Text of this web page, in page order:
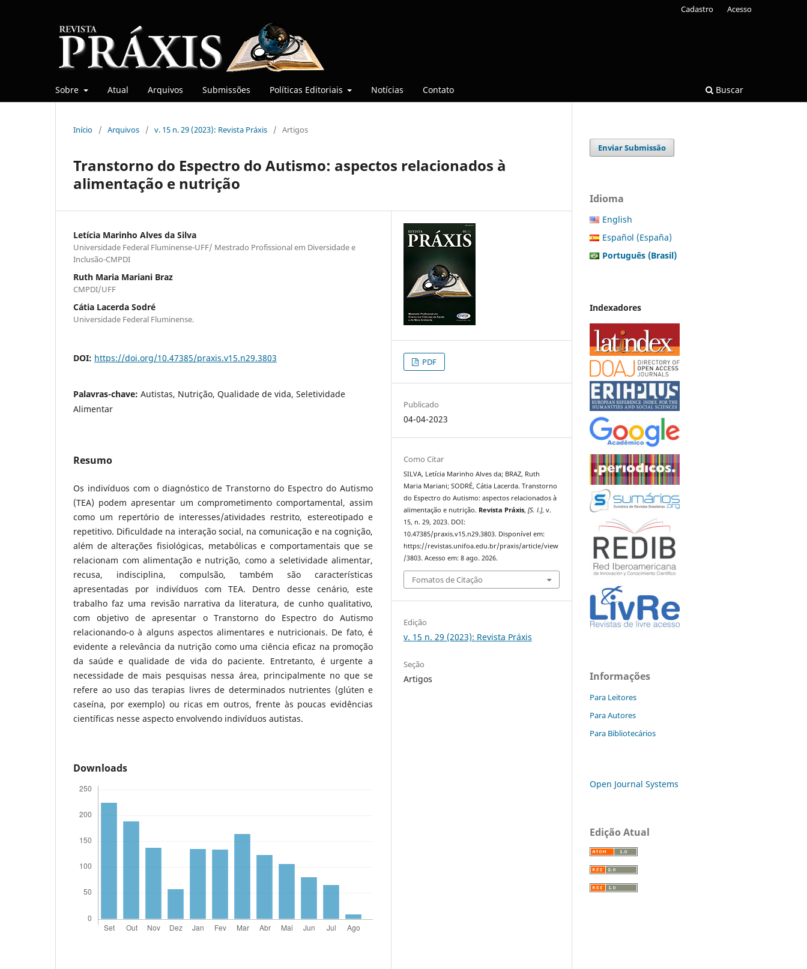
Sobre Atual Arquivos Submissões Políticas Editoriais Notícias Contato Buscar
Cadastro Acesso
Início / Arquivos / v. 15 n. 29 (2023): Revista Práxis / Artigos
Transtorno do Espectro do Autismo: aspectos relacionados à
alimentação e nutrição
Letícia Marinho Alves da Silva
Universidade Federal Fluminense-UFF/ Mestrado Profissional em Diversidade e
Inclusão-CMPDI
Ruth Maria Mariani Braz
CMPDI/UFF
Cátia Lacerda Sodré
Universidade Federal Fluminense.
DOI: https://doi.org/10.47385/praxis.v15.n29.3803
Palavras-chave: Autistas, Nutrição, Qualidade de vida, Seletividade
Alimentar
Resumo
Os indivíduos com o diagnóstico de Transtorno do Espectro do Autismo
(TEA) podem apresentar um comprometimento comportamental, assim
como um repertório de interesses/atividades restrito, estereotipado e
repetitivo. Dificuldade na interação social, na comunicação e na cognição,
além de alterações fisiológicas, metabólicas e comportamentais que se
relacionam com alimentação e nutrição, como a seletividade alimentar,
recusa, indisciplina, compulsão, também são características
apresentadas por indivíduos com TEA. Dentro desse cenário, este
trabalho faz uma revisão narrativa da literatura, de cunho qualitativo,
com objetivo de apresentar o Transtorno do Espectro do Autismo
relacionando-o à alguns aspectos alimentares e nutricionais. De fato, é
evidente a relevância da nutrição como uma ciência eficaz na promoção
da saúde e qualidade de vida do paciente. Entretanto, é urgente a
necessidade de mais pesquisas nessa área, principalmente no que se
refere ao uso das terapias livres de determinados nutrientes (glúten e
caseína, por exemplo) ou ricas em outros, frente às poucas evidências
científicas nesse aspecto envolvendo indivíduos autistas.
Downloads
PDF
Publicado
04-04-2023
Como Citar
SILVA, Letícia Marinho Alves da; BRAZ, Ruth
Maria Mariani; SODRÉ, Cátia Lacerda. Transtorno
do Espectro do Autismo: aspectos relacionados à
alimentação e nutrição. Revista Práxis,[S. l.], v.
15, n. 29, 2023. DOI:
10.47385/praxis.v15.n29.3803. Disponível em:
https://revistas.unifoa.edu.br/praxis/article/view
/3803. Acesso em: 8 ago. 2026.
Fomatos de Citação
Edição
v. 15 n. 29 (2023): Revista Práxis
Seção
Artigos
Enviar Submissão
Idioma
English
Español (España)
Português (Brasil)
Indexadores
Informações
Para Leitores
Para Autores
Para Bibliotecários
Open Journal Systems
Edição Atual